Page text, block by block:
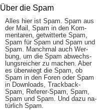
Über die Spam
Alles hier ist Spam. Spam aus
der Mail, Spam in den Kom­
men­taren, ge­twit­ter­te Spam,
Spam für Spam und Spam und
Spam. Manch­mal auch Wer­
bung, um die Spam ab­wechs­
lungs­reich­er zu mach­en. Aber
es über­wiegt die Spam, ob
Spam in den Fo­ren oder Spam
in Down­loads, Track­back-
Spam, Re­fe­rer-Spam, Spam,
Spam und Spam. Und da­zu na­
tür­lich Spam.